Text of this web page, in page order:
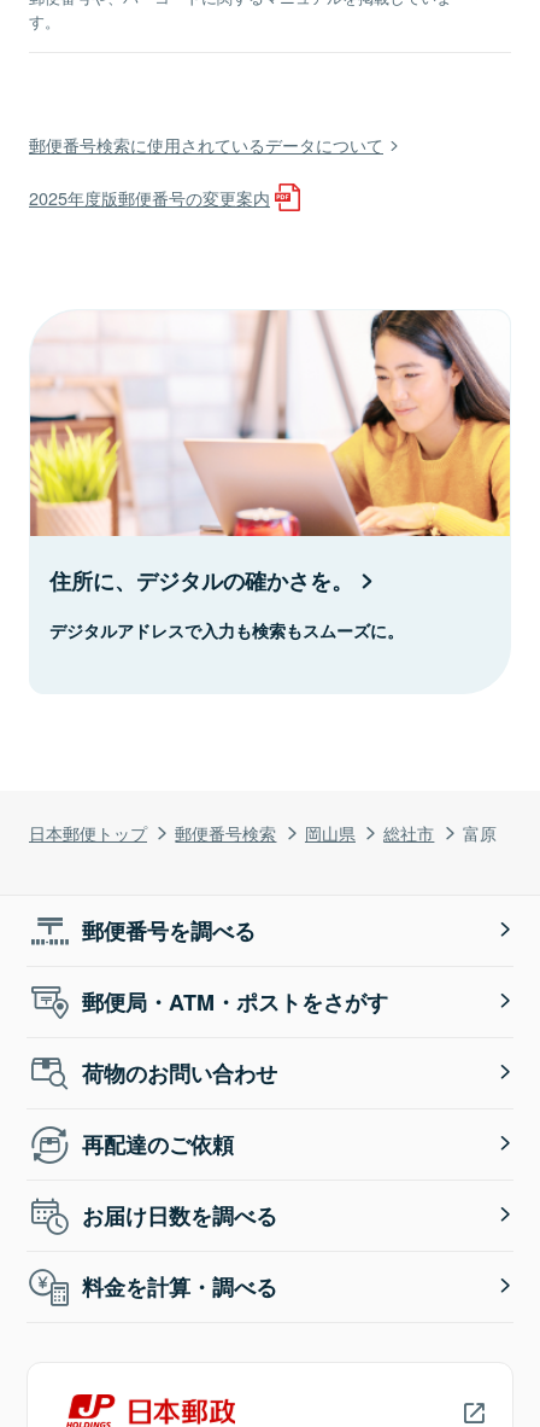
日本郵便トップ 郵便番号検索 岡山県 総社市 富原
す。
郵便番号検索に使用されているデータについて
2025年度版郵便番号の変更案内
住所に、デジタルの確かさを。
デジタルアドレスで入力も検索もスムーズに。
郵便番号を調べる
郵便局・ATM・ポストをさがす
荷物のお問い合わせ
再配達のご依頼
お届け日数を調べる
料金を計算・調べる